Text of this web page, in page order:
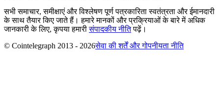
सभी समाचार, समीक्षाएं और विश्लेषण पूर्ण पत्रकारिता स्वतंत्रता और ईमानदारी
के साथ तैयार किए जाते हैं। हमारे मानकों और प्रक्रियाओं के बारे में अधिक
जानकारी के लिए, कृपया हमारीसंपादकीय नीतिपढ़ें।
© Cointelegraph 2013 - 2026सेवा की शर्तें और गोपनीयता नीति